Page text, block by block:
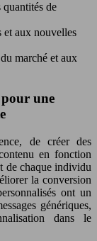
quantités de
et aux nouvelles
marché et aux
pour une
de créer des
en fonction
de chaque individu
la conversion
ont un
génériques,
dans le